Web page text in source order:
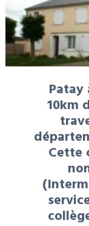
Patay
10km
Cette